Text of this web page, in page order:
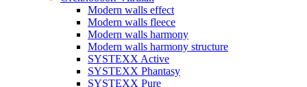
Modern walls effect
Modern walls fleece
Modern walls harmony
Modern walls harmony structure
SYSTEXX Active
SYSTEXX Phantasy
SYSTEXX Pure